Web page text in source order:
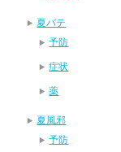
夏バテ
予防
症状
薬
夏風邪
予防